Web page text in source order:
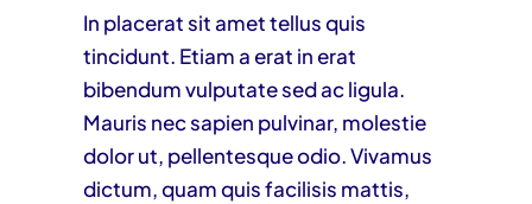
In placerat sit amet tellus quis
tincidunt. Etiam a erat in erat
bibendum vulputate sed ac ligula.
Mauris nec sapien pulvinar, molestie
dolor ut, pellentesque odio. Vivamus
dictum, quam quis facilisis mattis,